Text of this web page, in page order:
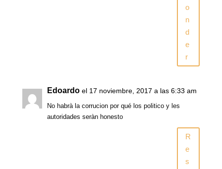
o
n
d
e
r
Edoardo el 17 noviembre, 2017 a las 6:33 am
No habrà la corrucion por qué los politico y les
autoridades seràn honesto
R
e
s